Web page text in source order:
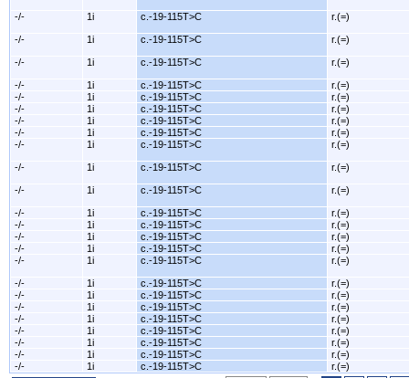
-/- 1i c.-19-115T>C r.(=)
-/- 1i c.-19-115T>C r.(=)
-/- 1i c.-19-115T>C r.(=)
-/- 1i c.-19-115T>C
r.(=)
-/-
1i c.-19-115T>C
r.(=)
-/-
1i c.-19-115T>C
r.(=)
-/-
1i c.-19-115T>C
r.(=)
-/-
1i c.-19-115T>C
r.(=)
-/-
1i c.-19-115T>C r.(=)
-/- 1i c.-19-115T>C r.(=)
-/- 1i c.-19-115T>C r.(=)
-/- 1i c.-19-115T>C
r.(=)
-/-
1i c.-19-115T>C
r.(=)
-/-
1i c.-19-115T>C
r.(=)
-/-
1i c.-19-115T>C
r.(=)
-/-
1i c.-19-115T>C r.(=)
-/- 1i c.-19-115T>C
r.(=)
-/-
1i c.-19-115T>C
r.(=)
-/-
1i c.-19-115T>C
r.(=)
-/-
1i c.-19-115T>C
r.(=)
-/-
1i c.-19-115T>C
r.(=)
-/-
1i c.-19-115T>C
r.(=)
-/-
1i c.-19-115T>C
r.(=)
-/-
1i c.-19-115T>C
r.(=)